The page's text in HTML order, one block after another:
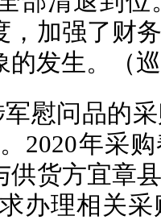
，加强了财
的发生。（
慰问品的
2020年采
供货方宜章
办理相关